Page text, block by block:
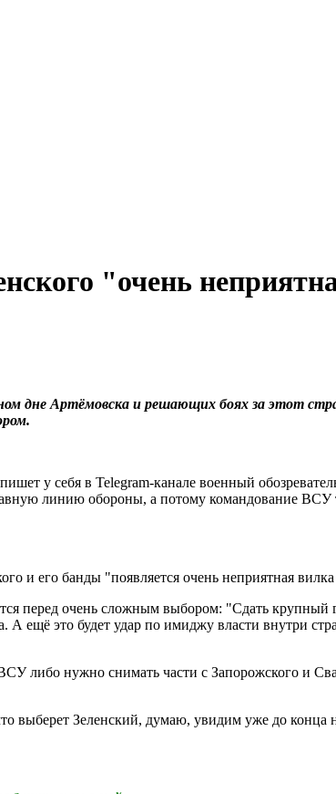
"очень
дне Артёмовска и решающих боях за этот
у себя в Telegram-канале военный
линию обороны, а потому командование ВСУ
и его банды "появляется очень неприятная
перед очень сложным выбором: "Сдать
А ещё это будет удар по имиджу власти внутри
либо нужно снимать части с Запорожского и
выберет Зеленский, думаю, увидим уже до конца